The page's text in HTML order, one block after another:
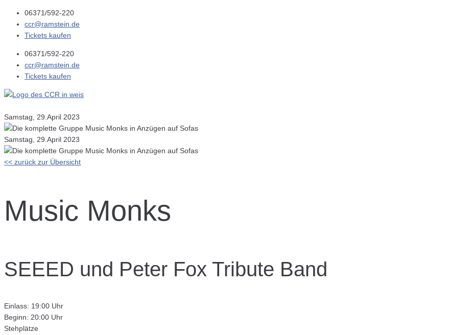
06371/592-220
ccr@ramstein.de
Tickets kaufen
06371/592-220
ccr@ramstein.de
Tickets kaufen
Samstag, 29.April 2023
Samstag, 29.April 2023
<< zurück zur Übersicht
Music Monks
SEEED und Peter Fox Tribute Band
Einlass: 19:00 Uhr
Beginn: 20:00 Uhr
Stehplätze